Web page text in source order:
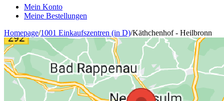
Mein Konto
Meine Bestellungen
Homepage/1001 Einkaufszentren (in D)/Käthchenhof - Heilbronn